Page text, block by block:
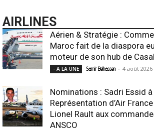
AIRLINES
Aérien & Stratégie :
Maroc fait de la diaspora
moteur de son hub de
- A LA UNE Samir Belhassen - 4 août 2026
Nominations : Sadri Essid
Représentation d’Air
Lionel Rault aux
ANSCO